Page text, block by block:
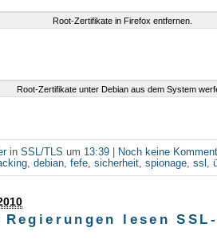
Root-Zertifikate in Firefox entfernen.
Root-Zertifikate unter Debian aus dem System
inSSL/TLS um 13:39 Noch keine
,debian,fefe,sicherheit,spionage,ssl ,
lesen